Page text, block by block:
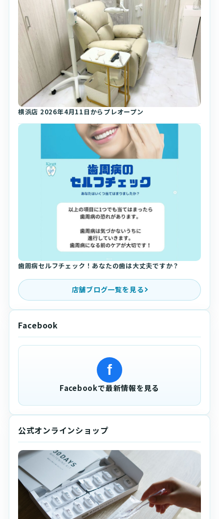
横浜店 2026年4月11日からプレオープン
歯周病セルフチェック！あなたの歯は大丈夫ですか？
店舗ブログ一覧を見る
Facebook
f
Facebookで最新情報を見る
公式オンラインショップ